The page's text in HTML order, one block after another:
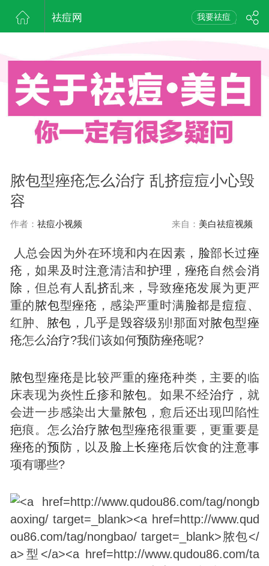
祛痘网 我要祛痘
脓包型痤疮怎么治疗 乱挤痘痘小心毁
容
作者： 祛痘小视频 来自： 美白祛痘视频
人总会因为外在环境和内在因素， 脸部长过痤
疮 ，如果及时注意清洁和护理 ， 痤疮自然会消
除 ，但总有人乱挤乱来，导致痤疮发展为更严
重的脓包型痤疮 ，感染严重时满脸都是痘痘、
红肿、 脓包 ，几乎是毁容级别!那面对脓包型痤
疮怎么治疗?我们该如何预防痤疮呢?
脓包型痤疮是比较严重的痤疮种类，主要的临
床表现为炎性 丘疹和 脓包。如果不经治疗 ，就
会进一步感染出大量脓包 ，愈后还出现凹陷性
疤痕。怎么治疗脓包型痤疮很重要，更重要是
痤疮的预防 ，以及 脸 上长痤疮 后饮食的注意事
项有哪些?